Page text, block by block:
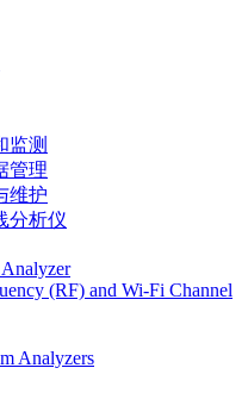
监测
管理
维护
分析仪
(RF) and Wi-Fi Channel
Analyzers